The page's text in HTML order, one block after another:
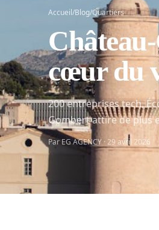
Accueil/Blog/Quartiers
cœur du
200 entreprises tech,
Gombert attire de plus
Par EG AGENCY · 29 avril 2026